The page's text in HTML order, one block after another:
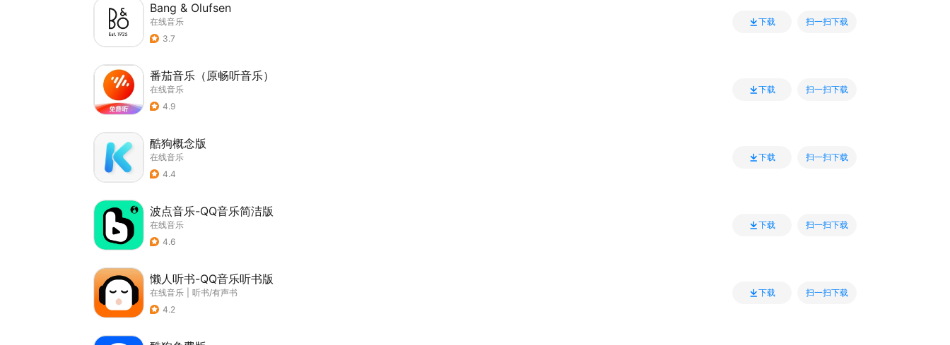
Bang & Olufsen
在线音乐
3.7
下载 扫一扫下载
番茄音乐（原畅听音乐）
在线音乐
4.9
下载 扫一扫下载
酷狗概念版
在线音乐
4.4
下载 扫一扫下载
波点音乐-QQ音乐简洁版
在线音乐
4.6
下载 扫一扫下载
懒人听书-QQ音乐听书版
在线音乐
听书/有声书
4.2
下载 扫一扫下载